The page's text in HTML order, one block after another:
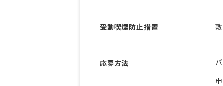
受動喫煙防止措置
応募方法